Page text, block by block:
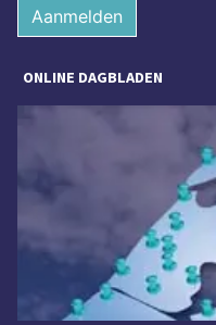
Aanmelden
ONLINE DAGBLADEN